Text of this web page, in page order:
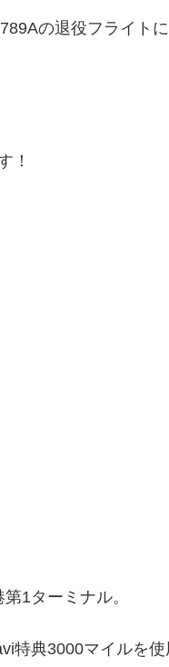
の退役フライト
！
1ターミナル。
特典3000マイルを